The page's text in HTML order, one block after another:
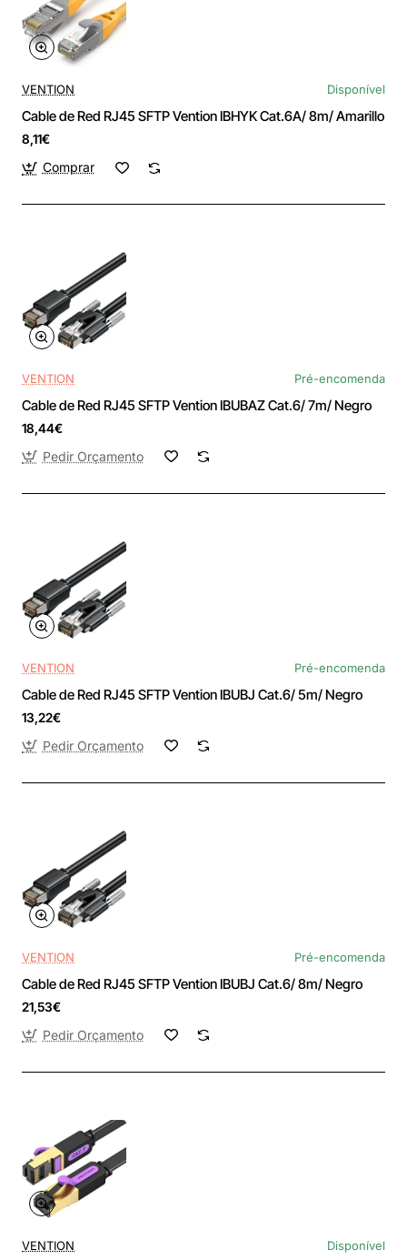
VENTION Disponível
Cable de Red RJ45 SFTP Vention IBHYK Cat.6A/ 8m/ Amarillo
8,11€
Comprar
VENTION Pré-encomenda
Cable de Red RJ45 SFTP Vention IBUBAZ Cat.6/ 7m/ Negro
18,44€
Pedir Orçamento
VENTION Pré-encomenda
Cable de Red RJ45 SFTP Vention IBUBJ Cat.6/ 5m/ Negro
13,22€
Pedir Orçamento
VENTION Pré-encomenda
Cable de Red RJ45 SFTP Vention IBUBJ Cat.6/ 8m/ Negro
21,53€
Pedir Orçamento
VENTION Disponível